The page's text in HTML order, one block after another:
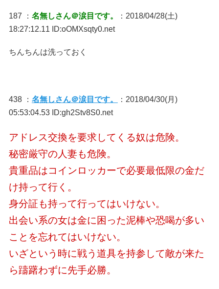
187 ： 名無しさん＠涙目です。
：2018/04/28(土)
18:27:12.11 ID:oOMXsqty0.net
ちんちんは洗っておく
438 ： 名無しさん＠涙目です。
：2018/04/30(月)
05:53:04.53 ID:gh2Stv8S0.net
アドレス交換を要求してくる奴は危険。
秘密厳守の人妻も危険。
貴重品はコインロッカーで必要最低限の金だ
け持って行く。
身分証も持って行ってはいけない。
出会い系の女は金に困った泥棒や恐喝が多い
ことを忘れてはいけない。
いざという時に戦う道具を持参して敵が来た
ら躊躇わずに先手必勝。